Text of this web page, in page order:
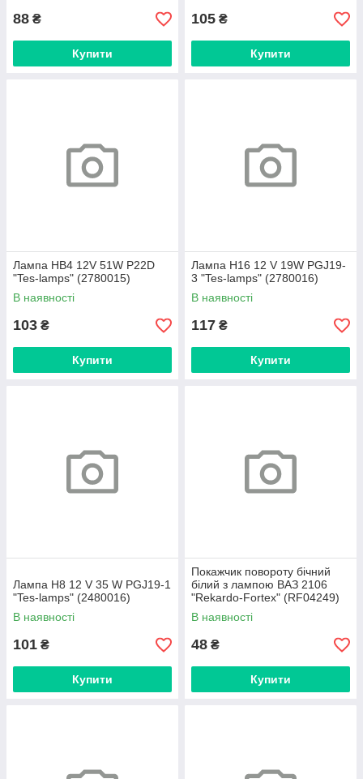
88 ₴
Купити
105 ₴
Купити
Лампа HB4 12V 51W P22D
"Tes-lamps" (2780015)
В наявності
103 ₴
Купити
Лампа H16 12 V 19W PGJ19-
3 "Tes-lamps" (2780016)
В наявності
117 ₴
Купити
Лампа H8 12 V 35 W PGJ19-1
"Tes-lamps" (2480016)
В наявності
101 ₴
Купити
Покажчик повороту бічний
білий з лампою ВАЗ 2106
"Rekardo-Fortex" (RF04249)
В наявності
48 ₴
Купити